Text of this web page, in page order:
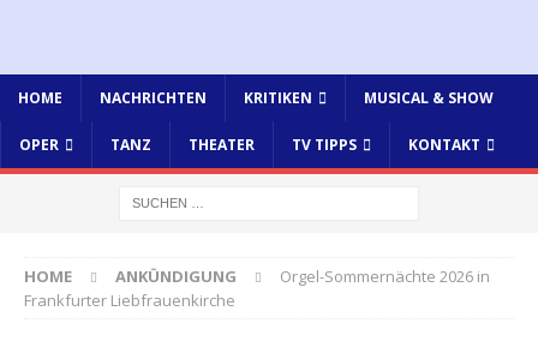
HOME NACHRICHTEN KRITIKEN MUSICAL & SHOW
OPER TANZ THEATER TV TIPPS KONTAKT
HOME ANKÜNDIGUNG
Orgel-Sommernächte 2026 in
Frankfurter Liebfrauenkirche